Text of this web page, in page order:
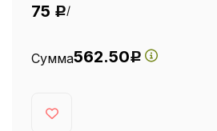
75 Р/
Сумма562.50Р